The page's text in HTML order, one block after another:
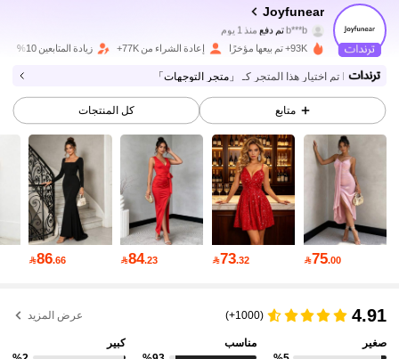
Joyfunear
b***bتم دفع منذ 1 يوم
k***9تمت متابعةقبل 1 ساعة
4.94 173K متابعون
173K متابعون
4.94 173K متابعون
93K+ تم بيعها مؤخرًا إعادة الشراء من 77K+ زيادة المتابعين 10%
تم اختيار هذا المتجر كـ 「متجر التوجهات」
متابع كل المنتجات
75.00
73.32
84.23
86.66
4.91
(1000+) عرض المزيد
صغير
مناسب
كبير